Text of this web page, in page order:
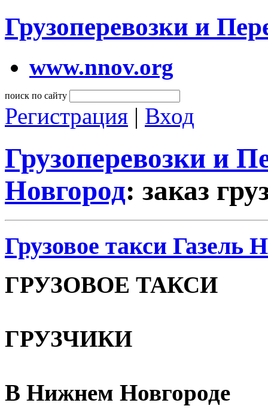
Грузоперевозки и
www.nnov.org
поиск по сайту
Регистрация | Вход
Грузоперевозки и
Новгород: заказ
Грузовое такси Газель
ГРУЗОВОЕ ТАКСИ
ГРУЗЧИКИ
В Нижнем Новгороде